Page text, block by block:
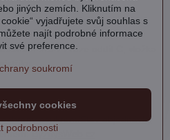
MS v Praze oddíl C, vložka
Copyright
soukromíStav objednávky
ByznysWeb.cz
jiných zemích. Kliknutím na
vyjadřujete svůj souhlas s
najít podrobné informace
své preference.
soukromí
podrobnosti
cookies